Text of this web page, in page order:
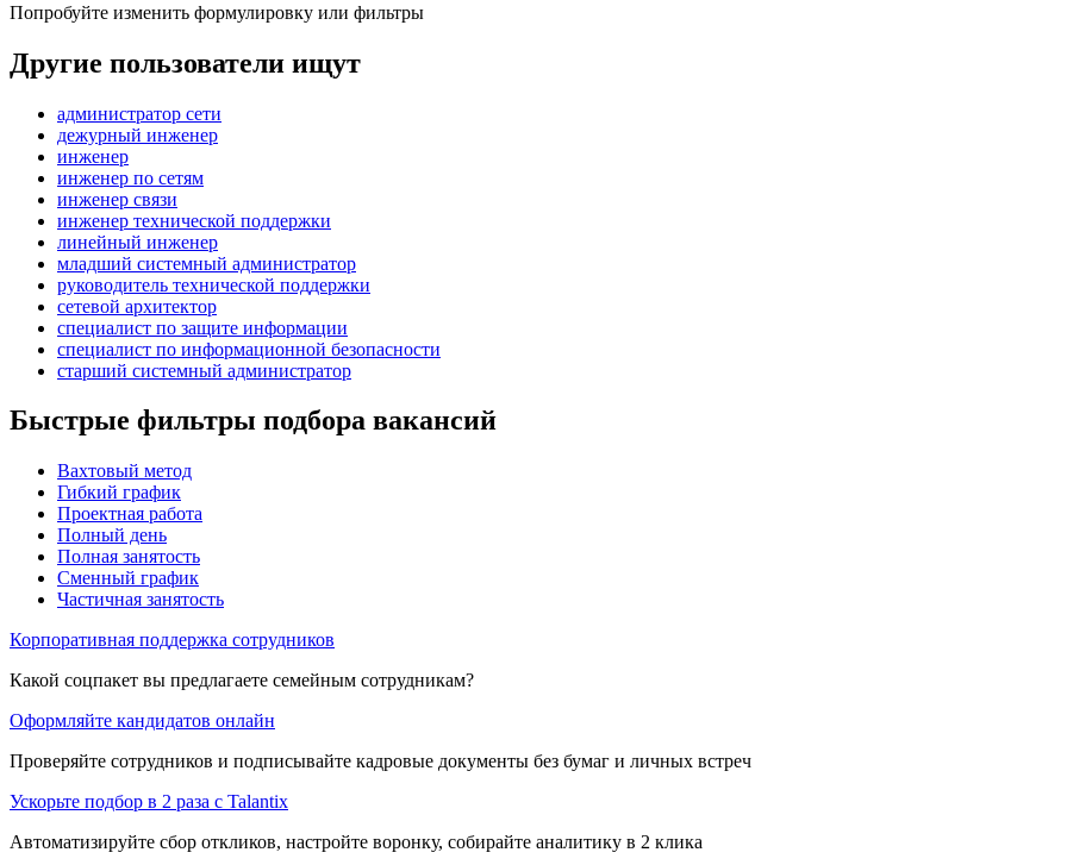
Попробуйте изменить формулировку или фильтры
Другие пользователи ищут
администратор сети
дежурный инженер
инженер
инженер по сетям
инженер связи
инженер технической поддержки
линейный инженер
младший системный администратор
руководитель технической поддержки
сетевой архитектор
специалист по защите информации
специалист по информационной безопасности
старший системный администратор
Быстрые фильтры подбора вакансий
Вахтовый метод
Гибкий график
Проектная работа
Полный день
Полная занятость
Сменный график
Частичная занятость
Корпоративная поддержка сотрудников
Какой соцпакет вы предлагаете семейным сотрудникам?
Оформляйте кандидатов онлайн
Проверяйте сотрудников и подписывайте кадровые документы без бумаг и личных встреч
Ускорьте подбор в 2 раза с Talantix
Автоматизируйте сбор откликов, настройте воронку, собирайте аналитику в 2 клика